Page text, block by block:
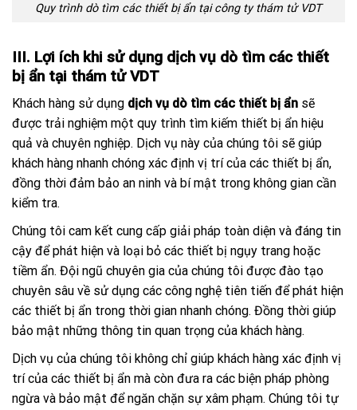
Quy trình dò tìm các thiết bị ẩn tại công ty thám tử VDT
III. Lợi ích khi sử dụng dịch vụ dò tìm các thiết
bị ẩn tại thám tử VDT
Khách hàng sử dụng dịch vụ dò tìm các thiết bị ẩn sẽ
được trải nghiệm một quy trình tìm kiếm thiết bị ẩn hiệu
quả và chuyên nghiệp. Dịch vụ này của chúng tôi sẽ giúp
khách hàng nhanh chóng xác định vị trí của các thiết bị ẩn,
đồng thời đảm bảo an ninh và bí mật trong không gian cần
kiểm tra.
Chúng tôi cam kết cung cấp giải pháp toàn diện và đáng tin
cậy để phát hiện và loại bỏ các thiết bị ngụy trang hoặc
tiềm ẩn. Đội ngũ chuyên gia của chúng tôi được đào tạo
chuyên sâu về sử dụng các công nghệ tiên tiến để phát hiện
các thiết bị ẩn trong thời gian nhanh chóng. Đồng thời giúp
bảo mật những thông tin quan trọng của khách hàng.
Dịch vụ của chúng tôi không chỉ giúp khách hàng xác định vị
trí của các thiết bị ẩn mà còn đưa ra các biện pháp phòng
ngừa và bảo mật để ngăn chặn sự xâm phạm. Chúng tôi tự